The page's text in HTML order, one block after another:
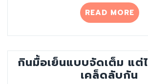
READ MORE“จัด
ฟัน
แล้
หน้า
ได้
กินมื้อเย็นแบบจัดเต็ม แต่
เคล็ดลับกัน